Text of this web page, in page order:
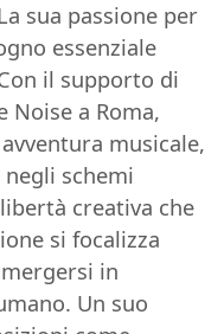
sua passione per
essenziale
il supporto di
Noise a Roma,
musicale,
schemi
creativa che
si focalizza
in
Un suo